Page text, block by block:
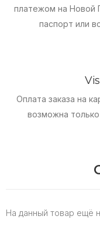
платежом на Новой
паспорт или
Оплата заказа на
возможна
На данный товар ещё